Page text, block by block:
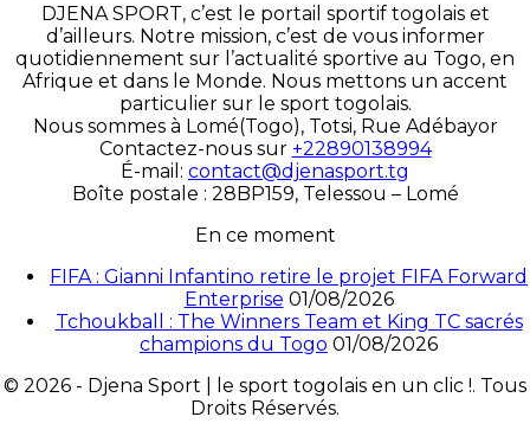
DJENA SPORT, c’est le portail sportif togolais et
d’ailleurs. Notre mission, c’est de vous informer
quotidiennement sur l’actualité sportive au Togo, en
Afrique et dans le Monde. Nous mettons un accent
particulier sur le sport togolais.
Nous sommes à Lomé(Togo), Totsi, Rue Adébayor
Contactez-nous sur +22890138994
É-mail: contact@djenasport.tg
Boîte postale : 28BP159, Telessou – Lomé
En ce moment
FIFA : Gianni Infantino retire le projet FIFA Forward
Enterprise 01/08/2026
Tchoukball : The Winners Team et King TC sacrés
champions du Togo 01/08/2026
© 2026 - Djena Sport | le sport togolais en un clic !. Tous
Droits Réservés.